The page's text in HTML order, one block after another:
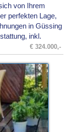
von Ihrem
perfekten Lage,
in Güssing
inkl.
€ 324.000,-